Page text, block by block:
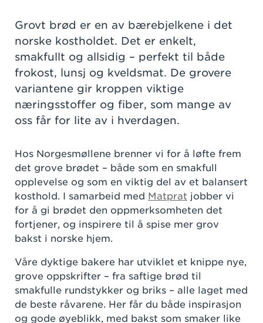
Grovt brød er en av bærebjelkene i det
norske kostholdet. Det er enkelt,
smakfullt og allsidig – perfekt til både
frokost, lunsj og kveldsmat. De grovere
variantene gir kroppen viktige
næringsstoffer og fiber, som mange av
oss får for lite av i hverdagen.
Hos Norgesmøllene brenner vi for å løfte frem
det grove brødet – både som en smakfull
opplevelse og som en viktig del av et balansert
kosthold. I samarbeid med Matprat jobber vi
for å gi brødet den oppmerksomheten det
fortjener, og inspirere til å spise mer grov
bakst i norske hjem.
Våre dyktige bakere har utviklet et knippe nye,
grove oppskrifter – fra saftige brød til
smakfulle rundstykker og briks – alle laget med
de beste råvarene. Her får du både inspirasjon
og gode øyeblikk, med bakst som smaker like